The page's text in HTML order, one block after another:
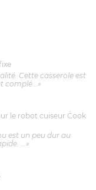
Cette casserole est
complé...»
le robot cuiseur Cook
est un peu dur au
...»